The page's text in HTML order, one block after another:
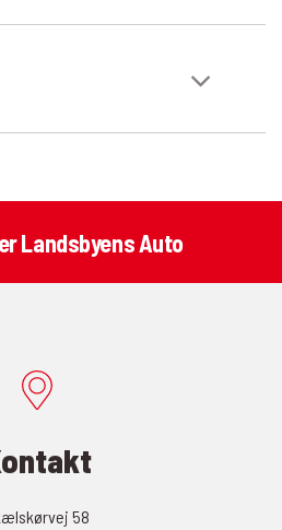
Landsbyens Auto
58